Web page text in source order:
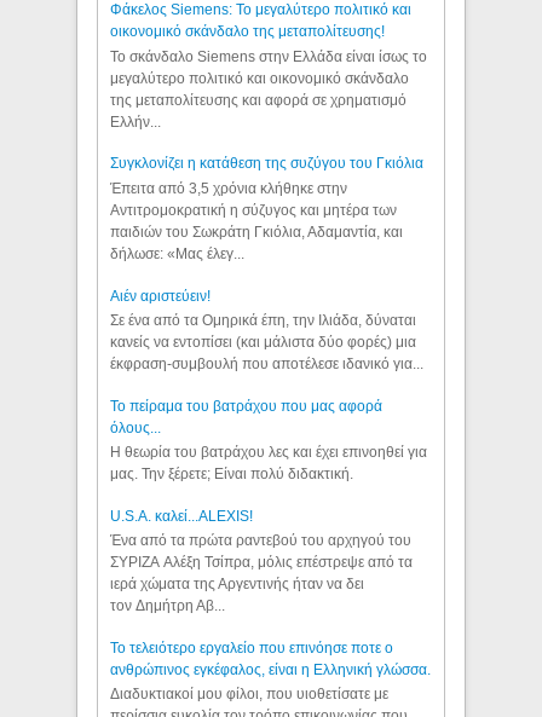
Φάκελος Siemens: Το μεγαλύτερο πολιτικό και
οικονομικό σκάνδαλο της μεταπολίτευσης!
Το σκάνδαλο Siemens στην Ελλάδα είναι ίσως το
μεγαλύτερο πολιτικό και οικονομικό σκάνδαλο
της μεταπολίτευσης και αφορά σε χρηματισμό
Ελλήν...
Συγκλονίζει η κατάθεση της συζύγου του Γκιόλια
Έπειτα από 3,5 χρόνια κλήθηκε στην
Αντιτρομοκρατική η σύζυγος και μητέρα των
παιδιών του Σωκράτη Γκιόλια, Αδαμαντία, και
δήλωσε: «Μας έλεγ...
Aιέν αριστεύειν!
Σε ένα από τα Ομηρικά έπη, την Ιλιάδα, δύναται
κανείς να εντοπίσει (και μάλιστα δύο φορές) μια
έκφραση-συμβουλή που αποτέλεσε ιδανικό για...
Το πείραμα του βατράχου που μας αφορά
όλους...
Η θεωρία του βατράχου λες και έχει επινοηθεί για
μας. Την ξέρετε; Είναι πολύ διδακτική.
U.S.A. καλεί...ALEXIS!
Ένα από τα πρώτα ραντεβού του αρχηγού του
ΣΥΡΙΖΑ Αλέξη Τσίπρα, μόλις επέστρεψε από τα
ιερά χώματα της Αργεντινής ήταν να δει
τον Δημήτρη Αβ...
Το τελειότερο εργαλείο που επινόησε ποτε ο
ανθρώπινος εγκέφαλος, είναι η Ελληνική γλώσσα.
Διαδυκτιακοί μου φίλοι, που υιοθετίσατε με